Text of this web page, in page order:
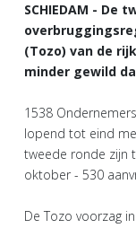
SCHIEDAM - De
(Tozo) van de
minder gewild
1538
lopend tot eind
tweede ronde zijn
oktober - 530
De Tozo voorzag